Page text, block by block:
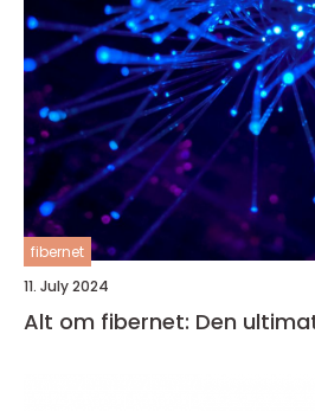
fibernet
11. July 2024
Alt om fibernet: Den